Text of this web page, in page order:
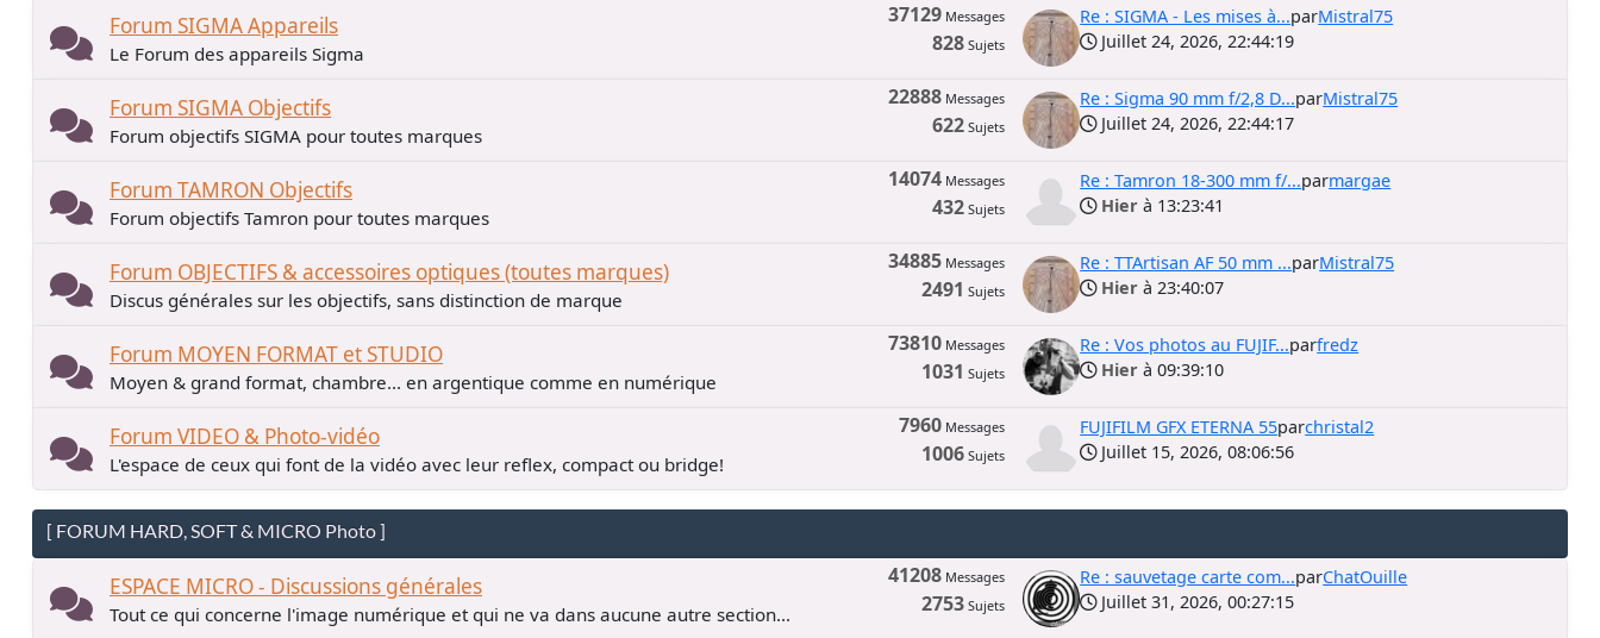
Forum SIGMA Appareils
Le Forum des appareils Sigma
37129 Messages
828 Sujets
Re : SIGMA - Les mises à...parMistral75
Juillet 24, 2026, 22:44:19
Forum SIGMA Objectifs
Forum objectifs SIGMA pour toutes marques
22888 Messages
622 Sujets
Re : Sigma 90 mm f/2,8 D...parMistral75
Juillet 24, 2026, 22:44:17
Forum TAMRON Objectifs
Forum objectifs Tamron pour toutes marques
14074 Messages
432 Sujets
Re : Tamron 18-300 mm f/...parmargae
Hier à 13:23:41
Forum OBJECTIFS & accessoires optiques (toutes marques)
Discus générales sur les objectifs, sans distinction de marque
34885 Messages
2491 Sujets
Re : TTArtisan AF 50 mm ...parMistral75
Hier à 23:40:07
Forum MOYEN FORMAT et STUDIO
Moyen & grand format, chambre... en argentique comme en numérique
73810 Messages
1031 Sujets
Re : Vos photos au FUJIF...parfredz
Hier à 09:39:10
Forum VIDEO & Photo-vidéo
L'espace de ceux qui font de la vidéo avec leur reflex, compact ou bridge!
7960 Messages
1006 Sujets
FUJIFILM GFX ETERNA 55parchristal2
Juillet 15, 2026, 08:06:56
[ FORUM HARD, SOFT & MICRO Photo ]
ESPACE MICRO - Discussions générales
Tout ce qui concerne l'image numérique et qui ne va dans aucune autre section...
41208 Messages
2753 Sujets
Re : sauvetage carte com...parChatOuille
Juillet 31, 2026, 00:27:15